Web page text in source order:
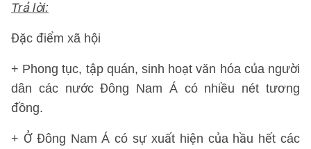
Trả lời:
Đặc điểm xã hội
+ Phong tục, tập quán, sinh hoạt văn hóa của người
dân các nước Đông Nam Á có nhiều nét tương
đồng.
+ Ở Đông Nam Á có sự xuất hiện của hầu hết các